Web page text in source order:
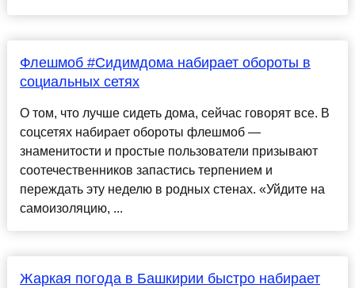
Флешмоб #Сидимдома набирает обороты в
социальных сетях
О том, что лучше сидеть дома, сейчас говорят все. В
соцсетях набирает обороты флешмоб —
знаменитости и простые пользователи призывают
соотечественников запастись терпением и
переждать эту неделю в родных стенах. «Уйдите на
самоизоляцию, ...
Жаркая погода в Башкирии быстро набирает